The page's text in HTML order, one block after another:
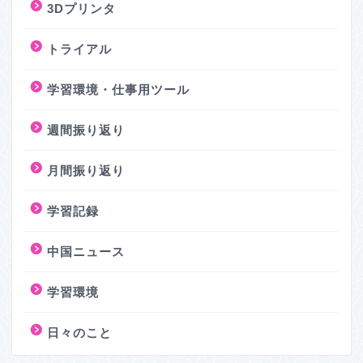
3Dプリンタ
トライアル
学習環境・仕事用ツール
週間振り返り
月間振り返り
学習記録
中国ニュース
学習環境
日々のこと